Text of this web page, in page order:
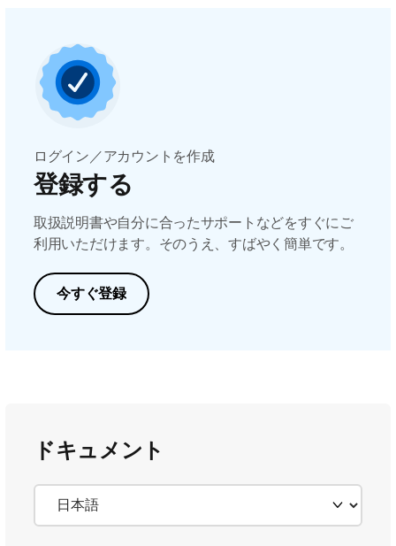
ログイン／アカウントを作成
登録する
取扱説明書や自分に合ったサポートなどをすぐにご
利用いただけます。そのうえ、すばやく簡単です。
今すぐ登録
ドキュメント